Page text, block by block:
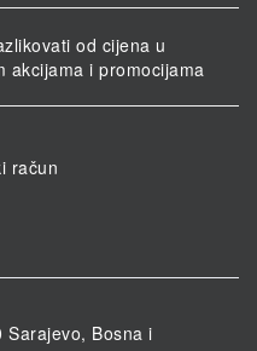
od cijena u
akcijama i promocijama
račun
Sarajevo, Bosna i